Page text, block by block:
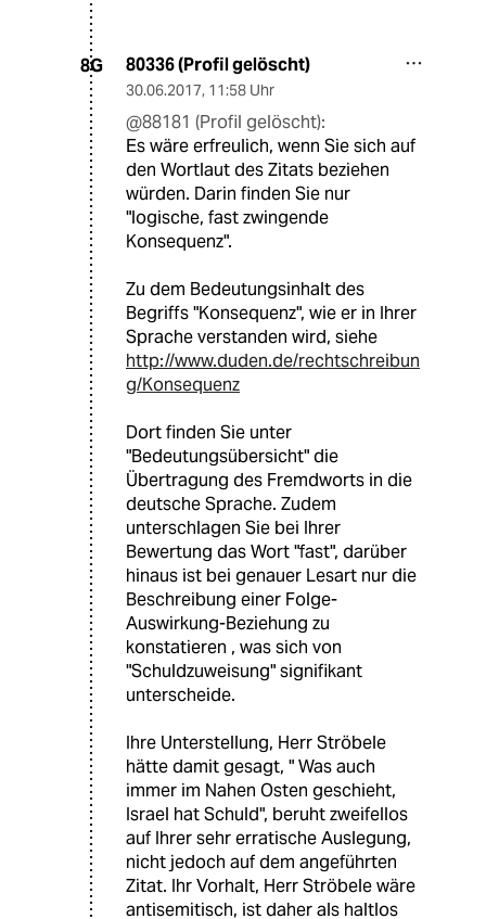
8G 80336 (Profil gelöscht)
30.06.2017, 11:58 Uhr
@88181 (Profil gelöscht):
Es wäre erfreulich, wenn Sie sich auf
den Wortlaut des Zitats beziehen
würden. Darin finden Sie nur
"logische, fast zwingende
Konsequenz".
Zu dem Bedeutungsinhalt des
Begriffs "Konsequenz", wie er in Ihrer
Sprache verstanden wird, siehe
http://www.duden.de/rechtschreibun
g/Konsequenz
Dort finden Sie unter
"Bedeutungsübersicht" die
Übertragung des Fremdworts in die
deutsche Sprache. Zudem
unterschlagen Sie bei Ihrer
Bewertung das Wort "fast", darüber
hinaus ist bei genauer Lesart nur die
Beschreibung einer Folge-
Auswirkung-Beziehung zu
konstatieren , was sich von
"Schuldzuweisung" signifikant
unterscheide.
Ihre Unterstellung, Herr Ströbele
hätte damit gesagt, " Was auch
immer im Nahen Osten geschieht,
Israel hat Schuld", beruht zweifellos
auf Ihrer sehr erratische Auslegung,
nicht jedoch auf dem angeführten
Zitat. Ihr Vorhalt, Herr Ströbele wäre
antisemitisch, ist daher als haltlos